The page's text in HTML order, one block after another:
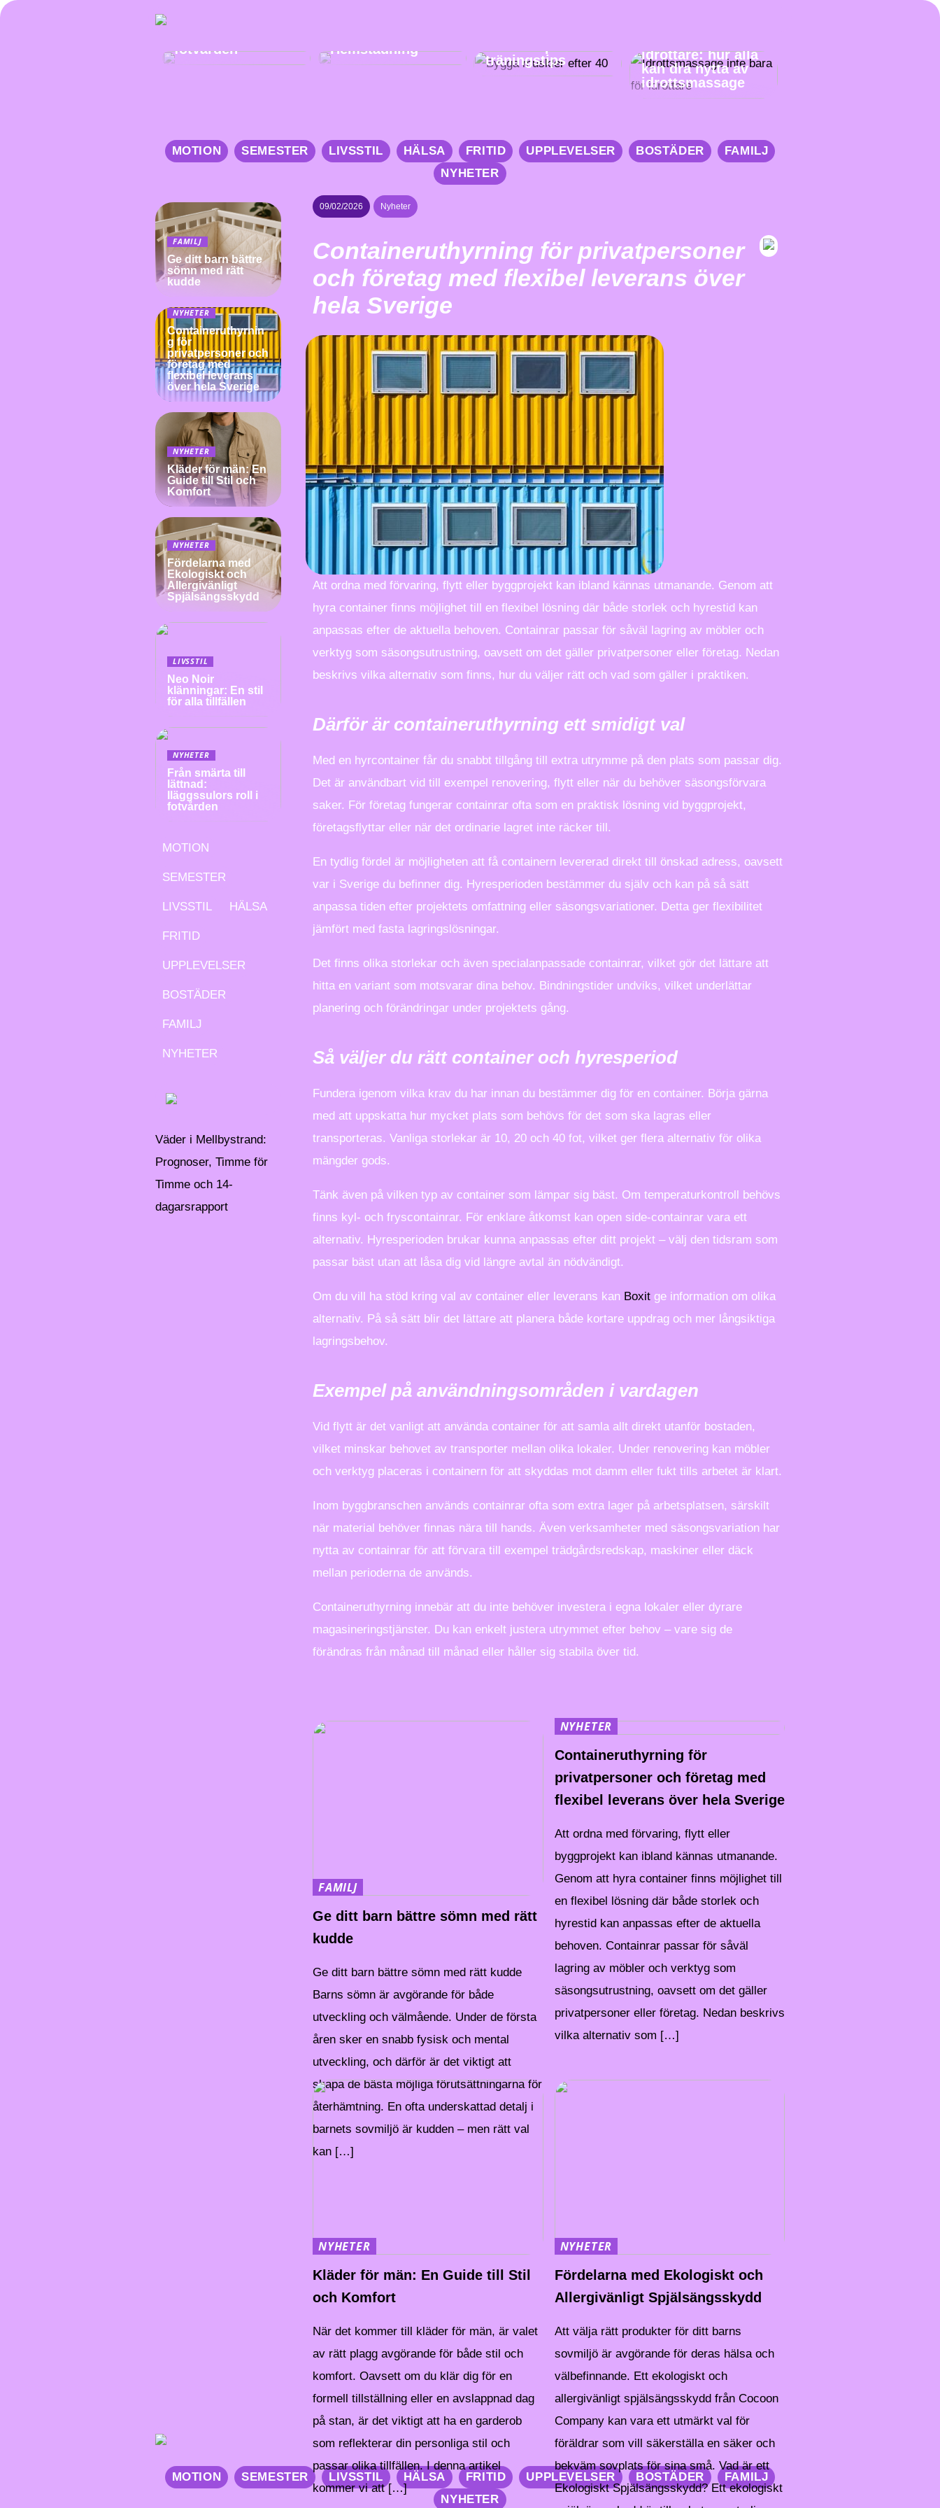
fotvården
Hemstädning
träningstips
idrottare: hur alla
kan dra nytta av
idrottsmassage
MOTION SEMESTER LIVSSTIL HÄLSA FRITID UPPLEVELSER BOSTÄDER
FAMILJ
NYHETER
09/02/2026 Nyheter
Containeruthyrning för privatpersoner
och företag med flexibel leverans över
hela Sverige
Att ordna med förvaring, flytt eller byggprojekt kan ibland kännas utmanande. Genom att
hyra container finns möjlighet till en flexibel lösning där både storlek och hyrestid kan
anpassas efter de aktuella behoven. Containrar passar för såväl lagring av möbler och
verktyg som säsongsutrustning, oavsett om det gäller privatpersoner eller företag. Nedan
beskrivs vilka alternativ som finns, hur du väljer rätt och vad som gäller i praktiken.
Därför är containeruthyrning ett smidigt val
Med en hyrcontainer får du snabbt tillgång till extra utrymme på den plats som passar dig.
Det är användbart vid till exempel renovering, flytt eller när du behöver säsongsförvara
saker. För företag fungerar containrar ofta som en praktisk lösning vid byggprojekt,
företagsflyttar eller när det ordinarie lagret inte räcker till.
En tydlig fördel är möjligheten att få containern levererad direkt till önskad adress, oavsett
var i Sverige du befinner dig. Hyresperioden bestämmer du själv och kan på så sätt
anpassa tiden efter projektets omfattning eller säsongsvariationer. Detta ger flexibilitet
jämfört med fasta lagringslösningar.
Det finns olika storlekar och även specialanpassade containrar, vilket gör det lättare att
hitta en variant som motsvarar dina behov. Bindningstider undviks, vilket underlättar
planering och förändringar under projektets gång.
Så väljer du rätt container och hyresperiod
Fundera igenom vilka krav du har innan du bestämmer dig för en container. Börja gärna
med att uppskatta hur mycket plats som behövs för det som ska lagras eller
transporteras. Vanliga storlekar är 10, 20 och 40 fot, vilket ger flera alternativ för olika
mängder gods.
Tänk även på vilken typ av container som lämpar sig bäst. Om temperaturkontroll behövs
finns kyl- och fryscontainrar. För enklare åtkomst kan open side-containrar vara ett
alternativ. Hyresperioden brukar kunna anpassas efter ditt projekt – välj den tidsram som
passar bäst utan att låsa dig vid längre avtal än nödvändigt.
Om du vill ha stöd kring val av container eller leverans kan Boxit ge information om olika
alternativ. På så sätt blir det lättare att planera både kortare uppdrag och mer långsiktiga
lagringsbehov.
Exempel på användningsområden i vardagen
Vid flytt är det vanligt att använda container för att samla allt direkt utanför bostaden,
vilket minskar behovet av transporter mellan olika lokaler. Under renovering kan möbler
och verktyg placeras i containern för att skyddas mot damm eller fukt tills arbetet är klart.
Inom byggbranschen används containrar ofta som extra lager på arbetsplatsen, särskilt
när material behöver finnas nära till hands. Även verksamheter med säsongsvariation har
nytta av containrar för att förvara till exempel trädgårdsredskap, maskiner eller däck
mellan perioderna de används.
Containeruthyrning innebär att du inte behöver investera i egna lokaler eller dyrare
magasineringstjänster. Du kan enkelt justera utrymmet efter behov – vare sig de
förändras från månad till månad eller håller sig stabila över tid.
FAMILJ
Ge ditt barn bättre sömn med rätt
kudde
Ge ditt barn bättre sömn med rätt kudde
Barns sömn är avgörande för både
utveckling och välmående. Under de första
åren sker en snabb fysisk och mental
utveckling, och därför är det viktigt att
skapa de bästa möjliga förutsättningarna för
återhämtning. En ofta underskattad detalj i
barnets sovmiljö är kudden – men rätt val
kan […]
NYHETER
Containeruthyrning för
privatpersoner och företag med
flexibel leverans över hela Sverige
Att ordna med förvaring, flytt eller
byggprojekt kan ibland kännas utmanande.
Genom att hyra container finns möjlighet till
en flexibel lösning där både storlek och
hyrestid kan anpassas efter de aktuella
behoven. Containrar passar för såväl
lagring av möbler och verktyg som
säsongsutrustning, oavsett om det gäller
privatpersoner eller företag. Nedan beskrivs
vilka alternativ som […]
NYHETER
Kläder för män: En Guide till Stil
och Komfort
När det kommer till kläder för män, är valet
av rätt plagg avgörande för både stil och
komfort. Oavsett om du klär dig för en
formell tillställning eller en avslappnad dag
på stan, är det viktigt att ha en garderob
som reflekterar din personliga stil och
passar olika tillfällen. I denna artikel
kommer vi att […]
NYHETER
Fördelarna med Ekologiskt och
Allergivänligt Spjälsängsskydd
Att välja rätt produkter för ditt barns
sovmiljö är avgörande för deras hälsa och
välbefinnande. Ett ekologiskt och
allergivänligt spjälsängsskydd från Cocoon
Company kan vara ett utmärkt val för
föräldrar som vill säkerställa en säker och
bekväm sovplats för sina små. Vad är ett
Ekologiskt Spjälsängsskydd? Ett ekologiskt
FAMILJ
Ge ditt barn bättre
sömn med rätt
kudde
NYHETER
Containeruthyrnin
g för
privatpersoner och
företag med
flexibel leverans
över hela Sverige
NYHETER
Kläder för män: En
Guide till Stil och
Komfort
NYHETER
Fördelarna med
Ekologiskt och
Allergivänligt
Spjälsängsskydd
LIVSSTIL
Neo Noir
klänningar: En stil
för alla tillfällen
NYHETER
Från smärta till
lättnad:
Iläggssulors roll i
fotvården
MOTION
SEMESTER
LIVSSTIL HÄLSA
FRITID
UPPLEVELSER
BOSTÄDER
FAMILJ
NYHETER
Väder i Mellbystrand:
Prognoser, Timme för
Timme och 14-
dagarsrapport
MOTION SEMESTER LIVSSTIL HÄLSA FRITID UPPLEVELSER BOSTÄDER
FAMILJ
NYHETER
Från smärta till
Få slut på
städstressen i
Stockholm och
Bygga muskler